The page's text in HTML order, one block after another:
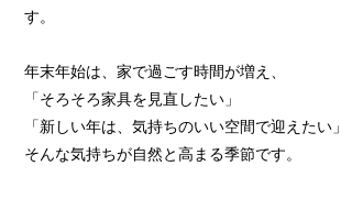
す。
年末年始は、家で過ごす時間が増え、
「そろそろ家具を見直したい」
「新しい年は、気持ちのいい空間で迎えたい」
そんな気持ちが自然と高まる季節です。